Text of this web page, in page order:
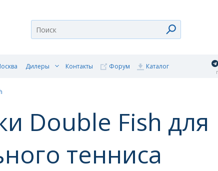
Дилеры Контакты Форум Каталог
Double Fish для
тенниса